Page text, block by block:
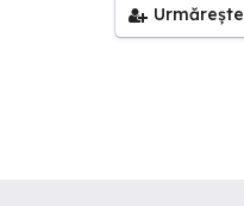
Urmărește